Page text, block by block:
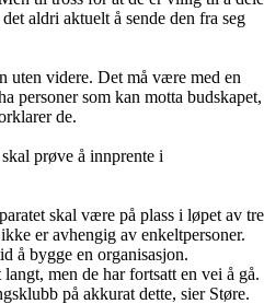
aldri aktuelt å sende den fra seg
uten videre. Det må være med en
personer som kan motta budskapet,
de.
prøve å innprente i
skal være på plass i løpet av tre
er avhengig av enkeltpersoner.
å bygge en organisasjon.
men de har fortsatt en vei å gå.
på akkurat dette, sier Støre.